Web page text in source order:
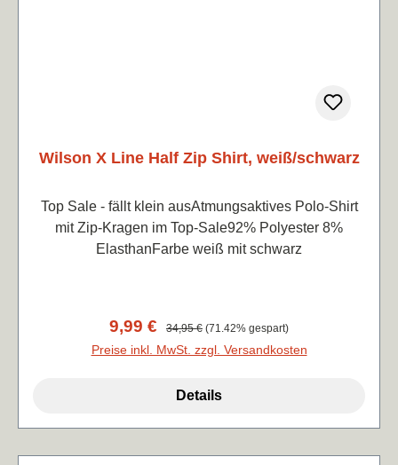
Wilson X Line Half Zip Shirt, weiß/schwarz
Top Sale - fällt klein ausAtmungsaktives Polo-Shirt
mit Zip-Kragen im Top-Sale92% Polyester 8%
ElasthanFarbe weiß mit schwarz
Verkaufspreis:
9,99 € Regulärer Preis:
34,95 € (71.42% gespart)
Preise inkl. MwSt. zzgl. Versandkosten
Details